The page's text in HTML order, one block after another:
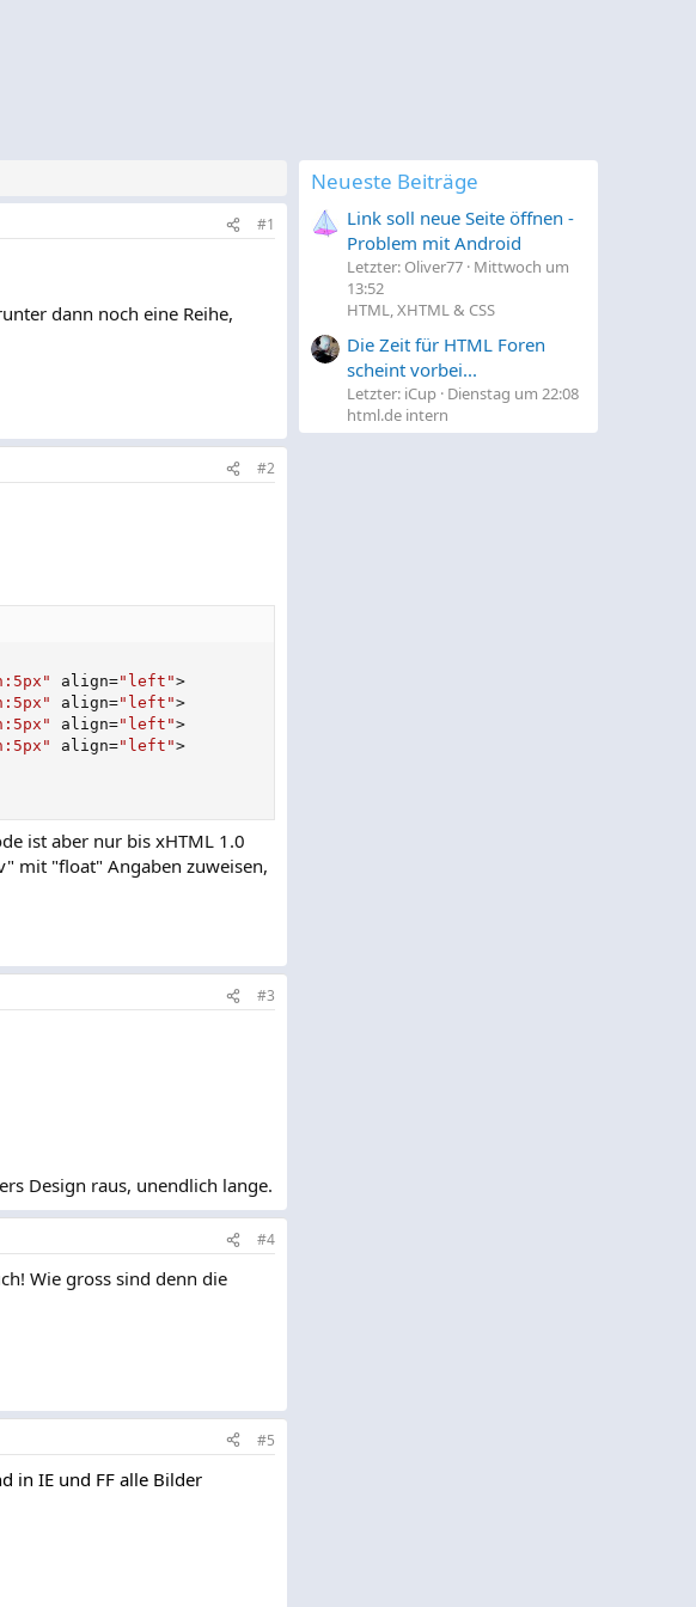
#1
dann noch eine Reihe,
#2
align="left">
align="left">
align="left">
align="left">
ist aber nur bis xHTML 1.0
mit "float" Angaben zuweisen,
#3
Design raus, unendlich lange.
#4
Wie gross sind denn die
#5
in IE und FF alle Bilder
Neueste Beiträge
Link soll neue Seite öffnen -
Problem mit Android
Letzter: Oliver77 Mittwoch um
13:52
HTML, XHTML & CSS
Die Zeit für HTML Foren
scheint vorbei...
Letzter: iCup Dienstag um 22:08
html.de intern